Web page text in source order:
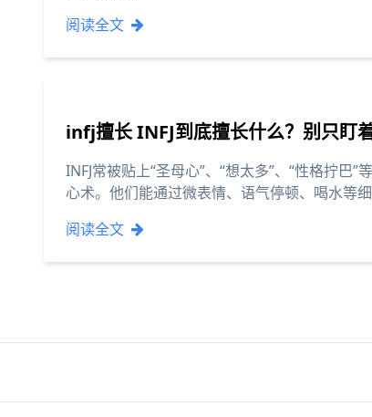
阅读全文
infj擅长 INFJ到底擅长什么？别只盯
INFJ常被贴上“圣母心”、“想太多”、“性格拧
心术。他们能通过微表情、语气停顿、喝水等
阅读全文